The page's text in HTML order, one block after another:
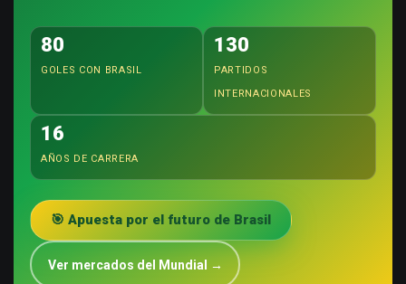
80
GOLES CON BRASIL
130
PARTIDOS
INTERNACIONALES
16
AÑOS DE CARRERA
🎯 Apuesta por el futuro de Brasil
Ver mercados del Mundial →